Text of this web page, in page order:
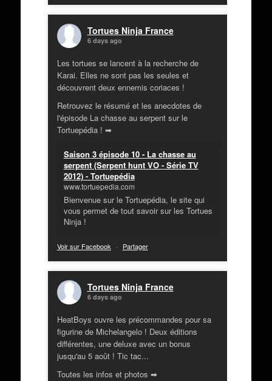
Tortues Ninja France
6 days ago
Les tortues se lancent à la recherche de
Karai. Elles ne sont pas les seules et
découvrent deux ennemis coriaces !
Retrouvez le résumé et les anecdotes de
l'épisode La chasse au serpent sur le
Tortuepédia ! ➡
Saison 3 épisode 10 - La chasse au
serpent (Serpent hunt VO - Série TV
2012) - Tortuepédia
www.tortuepedia.com
Bienvenue sur le Tortuepédia, le site qui
vous permet de tout savoir sur les Tortues
Ninja !
Voir sur Facebook · Partager
Tortues Ninja France
6 days ago
HeatBoys ouvre les précommandes pour sa
figurine de Michelangelo ! Deux éditions
différentes, une deluxe avec un bonus
jusqu'au 5 août ! Tic tac...
Toutes les infos et photos ➡